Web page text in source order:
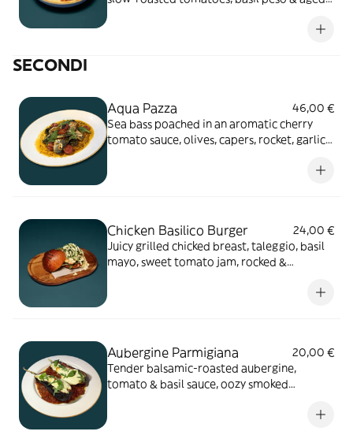
SECONDI
Aqua Pazza
46,00 €
Sea bass poached in an aromatic cherry
tomato sauce, olives, capers, rocket, garlic
Chicken Basilico Burger
24,00 €
Juicy grilled chicked breast, taleggio, basil
mayo, sweet tomato jam, rocked &
Aubergine Parmigiana
20,00 €
Tender balsamic-roasted aubergine,
tomato & basil sauce, oozy smoked